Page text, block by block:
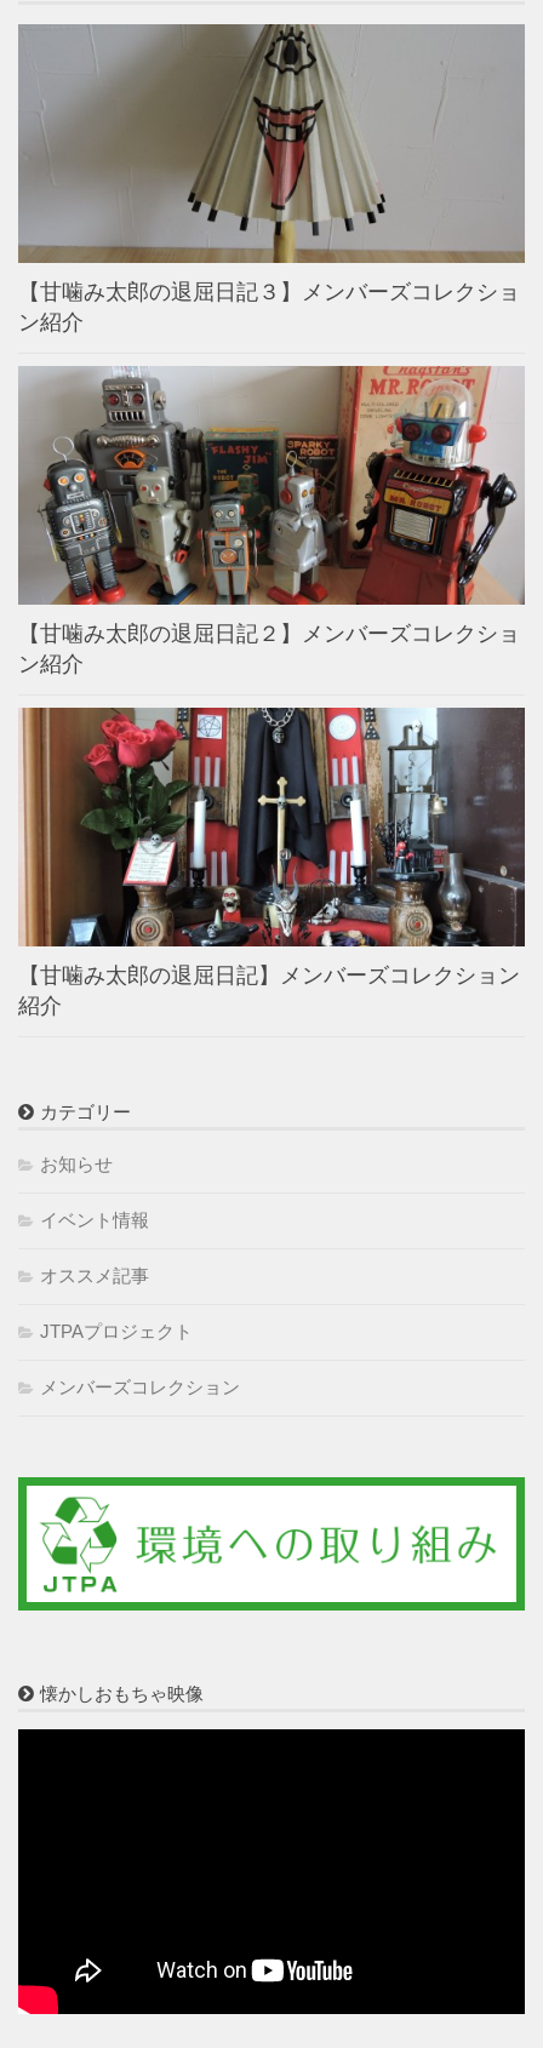
【甘噛み太郎の退屈日記３】メンバーズコレクショ
ン紹介
【甘噛み太郎の退屈日記２】メンバーズコレクショ
ン紹介
【甘噛み太郎の退屈日記】メンバーズコレクション
紹介
カテゴリー
お知らせ
イベント情報
オススメ記事
JTPAプロジェクト
メンバーズコレクション
懐かしおもちゃ映像